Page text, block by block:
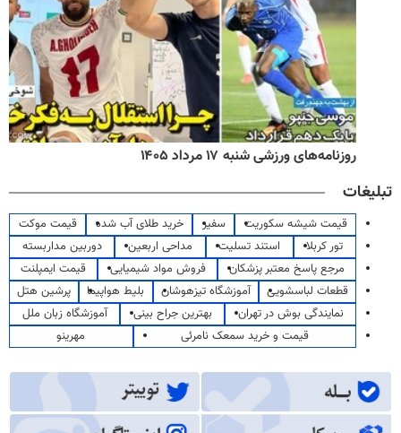
روزنامه‌های ورزشی شنبه ۱۷ مرداد ۱۴۰۵
تبلیغات
قیمت شیشه سکوریت سفیر خرید طلای آب شده
قیمت موکت
تور کربلا
استند تسلیت مداحی اربعین
دوربین مداربسته
مرجع پاسخ معتبر پزشکان
فروش مواد شیمیایی
قیمت ایمپلنت
قطعات لباسشویی
آموزشگاه تیزهوشان بلیط هواپیما
پرشین هتل
نمایندگی بوش در تهران
بهترین جراح بینی
آموزشگاه زبان ملل
قیمت و خرید سمعک نامرئی
مهرینو